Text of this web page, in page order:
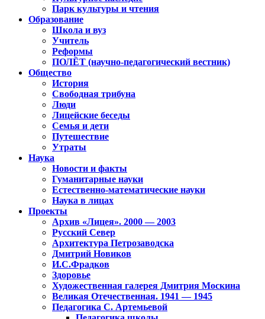
Парк культуры и чтения
Образование
Школа и вуз
Учитель
Реформы
ПОЛЁТ (научно-педагогический вестник)
Общество
История
Свободная трибуна
Люди
Лицейские беседы
Семья и дети
Путешествие
Утраты
Наука
Новости и факты
Гуманитарные науки
Естественно-математические науки
Наука в лицах
Проекты
Архив «Лицея». 2000 — 2003
Русский Север
Архитектура Петрозаводска
Дмитрий Новиков
И.С.Фрадков
Здоровье
Художественная галерея Дмитрия Москина
Великая Отечественная. 1941 — 1945
Педагогика С. Артемьевой